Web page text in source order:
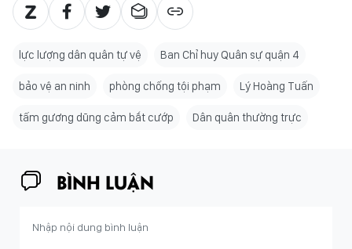
lực lượng dân quân tự vệ Ban Chỉ huy Quân sự quận 4
bảo vệ an ninh phòng chống tội phạm Lý Hoàng Tuấn
tấm gương dũng cảm bắt cướp Dân quân thường trực
BÌNH LUẬN